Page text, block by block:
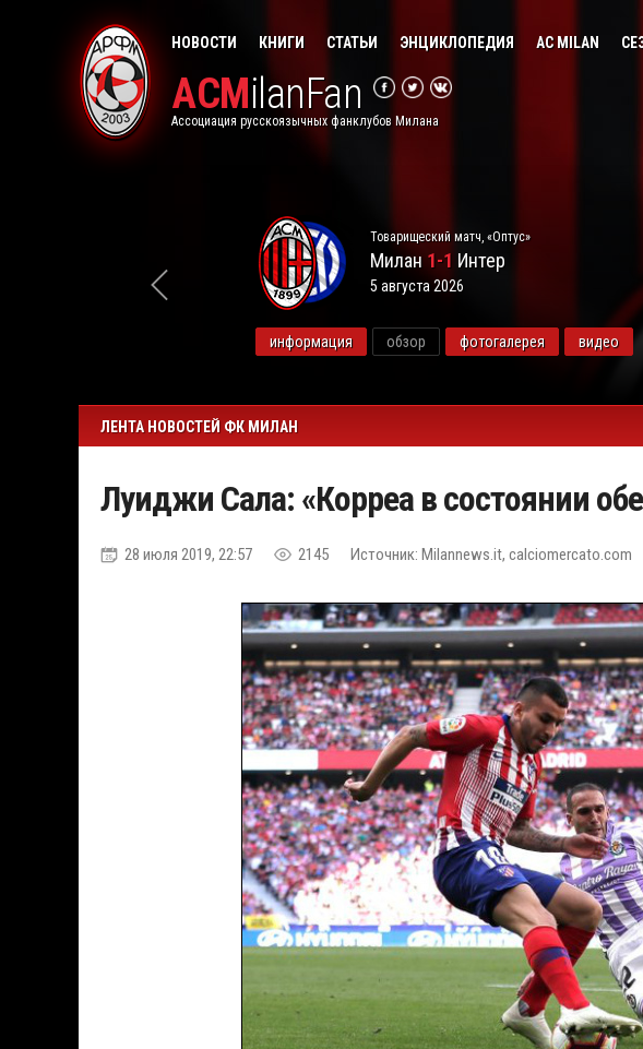
НОВОСТИ КНИГИ СТАТЬИ ЭНЦИКЛОПЕДИЯ AC MILAN
ACMilanFan
Ассоциация русскоязычных фанклубов Милана
Товарищеский матч, «Оптус»
Милан 1-1 Интер
5 августа 2026
информация обзор фотогалерея видео
ЛЕНТА НОВОСТЕЙ ФК МИЛАН
Луиджи Сала: «Корреа в состоянии
28 июля 2019, 22:57 2145 Источник: Milannews.it, calciomercato.com